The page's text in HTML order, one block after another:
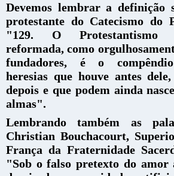
Devemos lembrar a definição
protestante do Catecismo do
"129. O Protestantismo
reformada, como
fundadores, é o
heresias que houve antes
depois e que podem ainda
almas".
Lembrando também as
Christian Bouchacourt,
França da Fraternidade
"Sob o falso pretexto do amor